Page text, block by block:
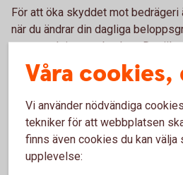
För att öka skyddet mot
när du ändrar din dagliga
appen och internetbanken. Det
Överföring – så ändrar du
Våra
Vi använder nödvändiga
tekniker för att webbplatsen
finns även cookies du kan välja
upplevelse: